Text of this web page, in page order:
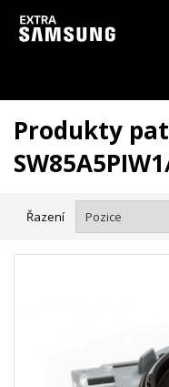
Vzhledem k aktuální situaci
zpozdit.
Produkty
Řazení